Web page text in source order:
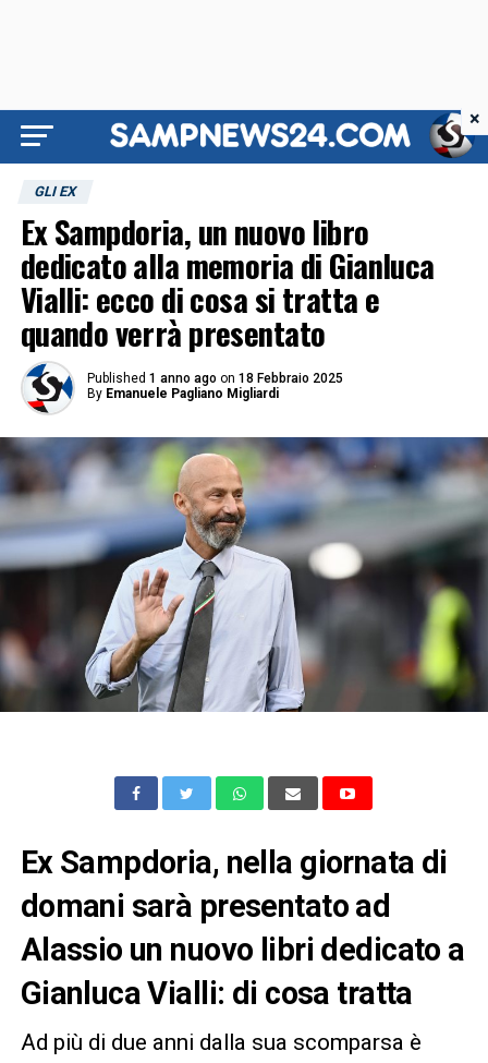
GLI EX
Ex Sampdoria, un nuovo libro
dedicato alla memoria di Gianluca
Vialli: ecco di cosa si tratta e
quando verrà presentato
Published 1 anno ago on 18 Febbraio 2025
By Emanuele Pagliano Migliardi
Ex Sampdoria, nella giornata di
domani sarà presentato ad
Alassio un nuovo libri dedicato a
Gianluca Vialli: di cosa tratta
Ad più di due anni dalla sua scomparsa è
×